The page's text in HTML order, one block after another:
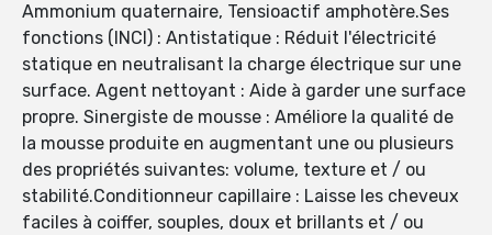
Ammonium quaternaire, Tensioactif amphotère.Ses
fonctions (INCI) : Antistatique : Réduit l'électricité
statique en neutralisant la charge électrique sur une
surface. Agent nettoyant : Aide à garder une surface
propre. Sinergiste de mousse : Améliore la qualité de
la mousse produite en augmentant une ou plusieurs
des propriétés suivantes: volume, texture et / ou
stabilité.Conditionneur capillaire : Laisse les cheveux
faciles à coiffer, souples, doux et brillants et / ou